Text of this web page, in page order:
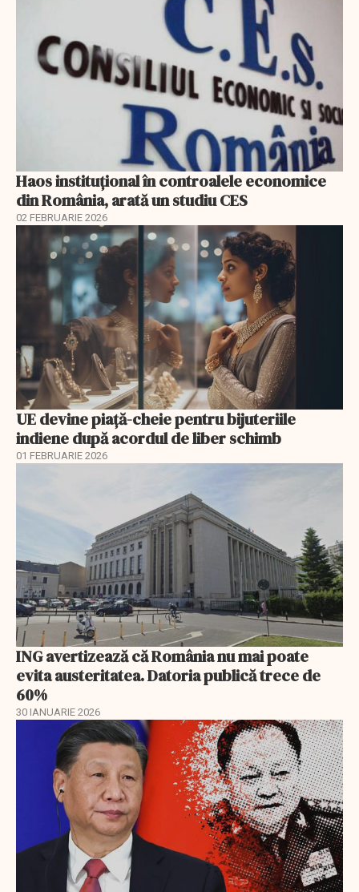
Haos instituțional în controalele economice
din România, arată un studiu CES
02 FEBRUARIE 2026
UE devine piață-cheie pentru bijuteriile
indiene după acordul de liber schimb
01 FEBRUARIE 2026
ING avertizează că România nu mai poate
evita austeritatea. Datoria publică trece de
60%
30 IANUARIE 2026